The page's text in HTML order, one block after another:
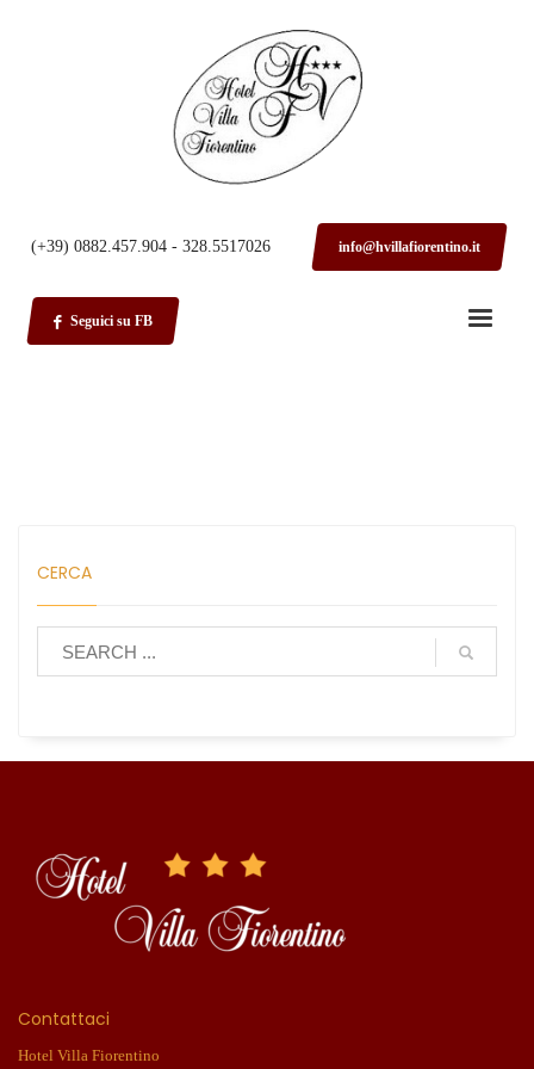
(+39) 0882.457.904 - 328.5517026 info@hvillafiorentino.it
Seguici su FB
Sorry, no posts matched your criteria.
CERCA
Contattaci
Hotel Villa Fiorentino